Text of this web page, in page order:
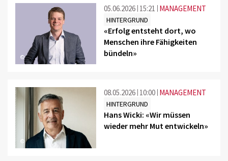
©
05.06.2026 15:21 MANAGEMENT
HINTERGRUND
«Erfolg entsteht dort, wo
Menschen ihre Fähigkeiten
bündeln»
©
08.05.2026 10:00 MANAGEMENT
HINTERGRUND
Hans Wicki: «Wir müssen
wieder mehr Mut entwickeln»